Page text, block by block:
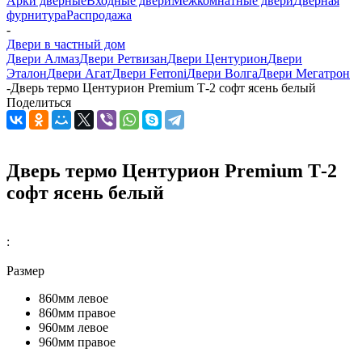
фурнитураРаспродажа
-
Двери в частный дом
Двери АлмазДвери РетвизанДвери ЦентурионДвери
ЭталонДвери АгатДвери FerroniДвери ВолгаДвери Мегатрон
-Дверь термо Центурион Premium Т-2 софт ясень белый
Поделиться
Дверь термо Центурион Premium Т-2
софт ясень белый
:
Размер
860мм левое
860мм правое
960мм левое
960мм правое